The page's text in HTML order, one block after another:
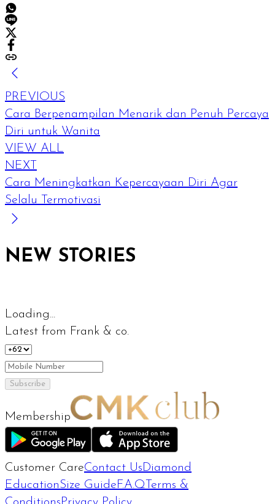
PREVIOUS
Cara Berpenampilan Menarik dan Penuh Percaya
Diri untuk Wanita
VIEW ALL
NEXT
Cara Meningkatkan Kepercayaan Diri Agar
Selalu Termotivasi
NEW STORIES
Loading...
Latest from Frank & co.
Subscribe
Membership
Customer CareContact UsDiamond
EducationSize GuideF.A.Q Terms &